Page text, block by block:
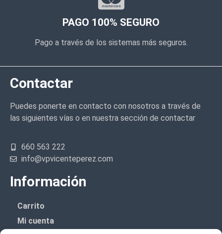
PAGO 100% SEGURO
Pago a través de los sistemas más seguros.
Contactar
Puedes ponerte en contacto con nosotros a través de
las siguientes vías o en nuestra sección de contactar
660 563 222
info@vpvicenteperez.com
Información
Carrito
Mi cuenta